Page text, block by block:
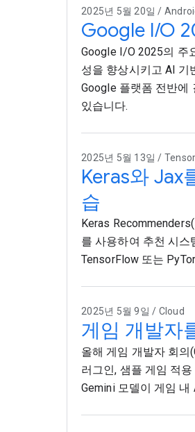
2025년 5월 20일 /
Google I/O
Google I/O 2025의 주
성을 향상시키고 AI 기
Google 플랫폼 전반에
있습니다.
2025년 5월 13일 /
Keras와 Jax
습
Keras
를 사용하여 추천 시
TensorFlow 또는
2025년 5월 9일 / Cloud
게임 개발자
올해 게임 개발자 회의
러그인, 샘플 게임 적
Gemini 모델이 게임